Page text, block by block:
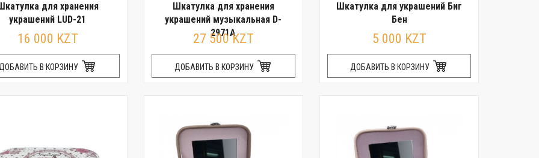
для хранения
украшений LUD-21
16 000 KZT
В КОРЗИНУ
Шкатулка для хранения
украшений музыкальная D-
2971A
27 500 KZT
ДОБАВИТЬ В КОРЗИНУ
Шкатулка для украшений Биг
Бен
5 000 KZT
ДОБАВИТЬ В КОРЗИНУ